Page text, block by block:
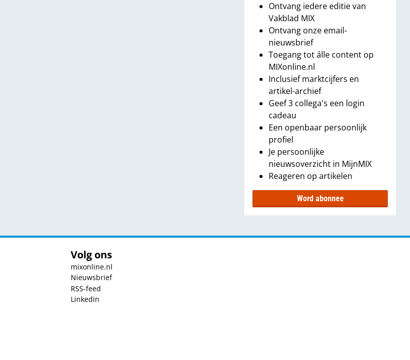
Ontvang iedere editie van
Vakblad MIX
Ontvang onze email-
nieuwsbrief
Toegang tot álle content op
MIXonline.nl
Inclusief marktcijfers en
artikel-archief
Geef 3 collega's een login
cadeau
Een openbaar persoonlijk
profiel
Je persoonlijke
nieuwsoverzicht in MijnMIX
Reageren op artikelen
Word abonnee
Volg ons
mixonline.nl
Nieuwsbrief
RSS-feed
Linkedin